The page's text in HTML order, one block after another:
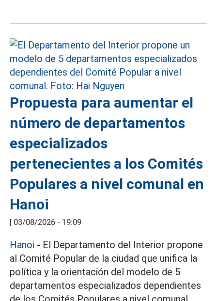
Propuesta para aumentar el
número de departamentos
especializados
pertenecientes a los Comités
Populares a nivel comunal en
Hanoi
| 03/08/2026 - 19:09
Hanoi - El Departamento del Interior propone
al Comité Popular de la ciudad que unifica la
política y la orientación del modelo de 5
departamentos especializados dependientes